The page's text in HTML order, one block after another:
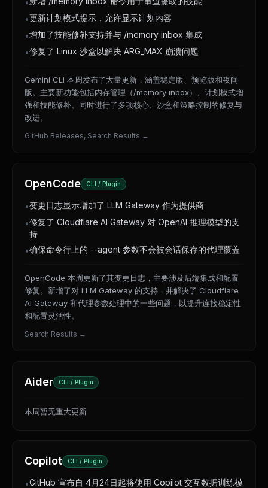
•
•更新计划模式提示，允许显示计划内容
•增加了技能修补支持并与 /memory inbox 集成
•修复了 Linux 沙盒以解决 ARG_MAX 崩溃问题
Gemini CLI 本周发布了大量更新，涵盖稳定版、预览版和夜间
版。主要新功能包括内存管理（/memory inbox）、计划模式增
强和技能修补。同时进行了多项核心、沙盒和策略控制的修复与
改进。
GitHub Releases, Search Results →
OpenCode CLI / Plugin
•变更日志显示增加了 LLM Gateway 作为提供商
•修复了 Cloudflare AI Gateway 对 OpenAI 推理模型的支
持
•确保命令行上的 --agent 参数不会被会话保存的代理覆盖
OpenCode 本周更新了其变更日志，主要涉及后端集成和配置
修复。新增了对 LLM Gateway 的支持，并解决了 Cloudflare
AI Gateway 和代理参数处理中的一些问题，以提升连接稳定性
和配置灵活性。
Search Results →
Aider CLI / Plugin
本周暂无重大更新
Copilot CLI / Plugin
•GitHub 宣布自 4月24日起将使用 Copilot 交互数据训练模